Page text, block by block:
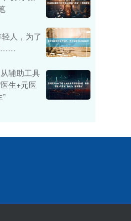
人，为了
……
辅助工具
生+元医